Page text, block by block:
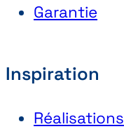
Garantie
Inspiration
Réalisations